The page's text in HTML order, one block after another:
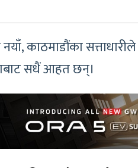
नयाँ, काठमाडौंका
सधैं आहत छन्।